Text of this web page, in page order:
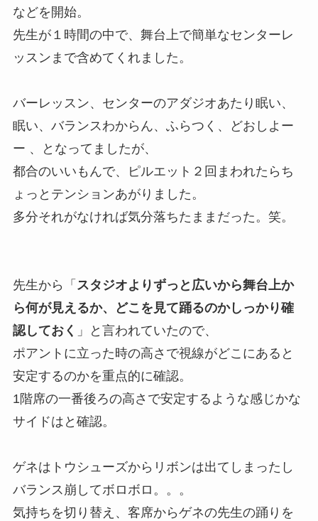
などを開始。
先生が１時間の中で、舞台上で簡単なセンターレ
ッスンまで含めてくれました。
バーレッスン、センターのアダジオあたり眠い、
眠い、バランスわからん、ふらつく、どおしよー
ー 、となってましたが、
都合のいいもんで、ピルエット２回まわれたらち
ょっとテンションあがりました。
多分それがなければ気分落ちたままだった。笑。
先生から「 スタジオよりずっと広いから舞台上か
ら何が見えるか、どこを見て踊るのかしっかり確
認しておく 」と言われていたので、
ポアントに立った時の高さで視線がどこにあると
安定するのかを重点的に確認。
1階席の一番後ろの高さで安定するような感じかな
サイドはと確認。
ゲネはトウシューズからリボンは出てしまったし
バランス崩してボロボロ。。。
気持ちを切り替え、客席からゲネの先生の踊りを